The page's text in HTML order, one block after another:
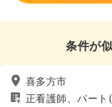
条件が
喜多方市
正看護師、パー